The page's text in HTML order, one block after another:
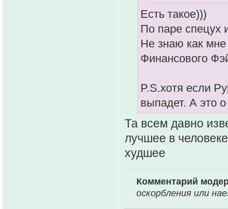
Есть такое)))
По паре спецух
Не знаю как
Финансового
P.S.хотя если
выпадет. А это
Та всем давно
лучшее в
худшее
Комментарий
оскоpбления или